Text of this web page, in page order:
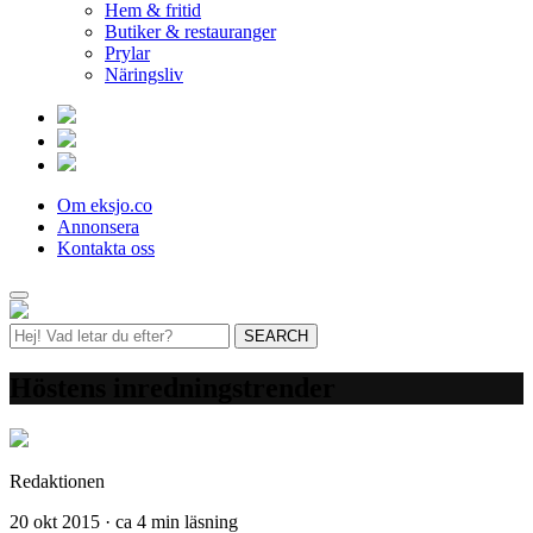
Hem & fritid
Butiker & restauranger
Prylar
Näringsliv
Om eksjo.co
Annonsera
Kontakta oss
Redaktionen
20 okt 2015 · ca 4 min läsning